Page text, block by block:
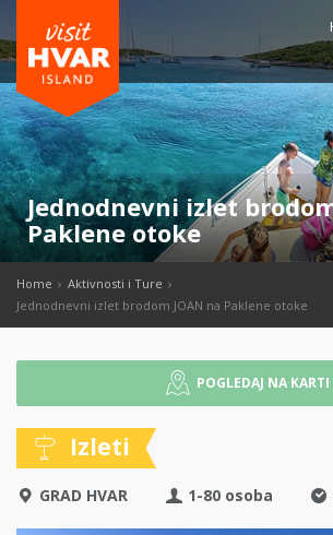
Jednodnevni izlet
Paklene otoke
Home
Aktivnosti i Ture
Jednodnevni izlet brodom JOAN na Paklene otoke
POGLEDAJ NA KARTI
Izleti
GRAD HVAR 1-80 osoba